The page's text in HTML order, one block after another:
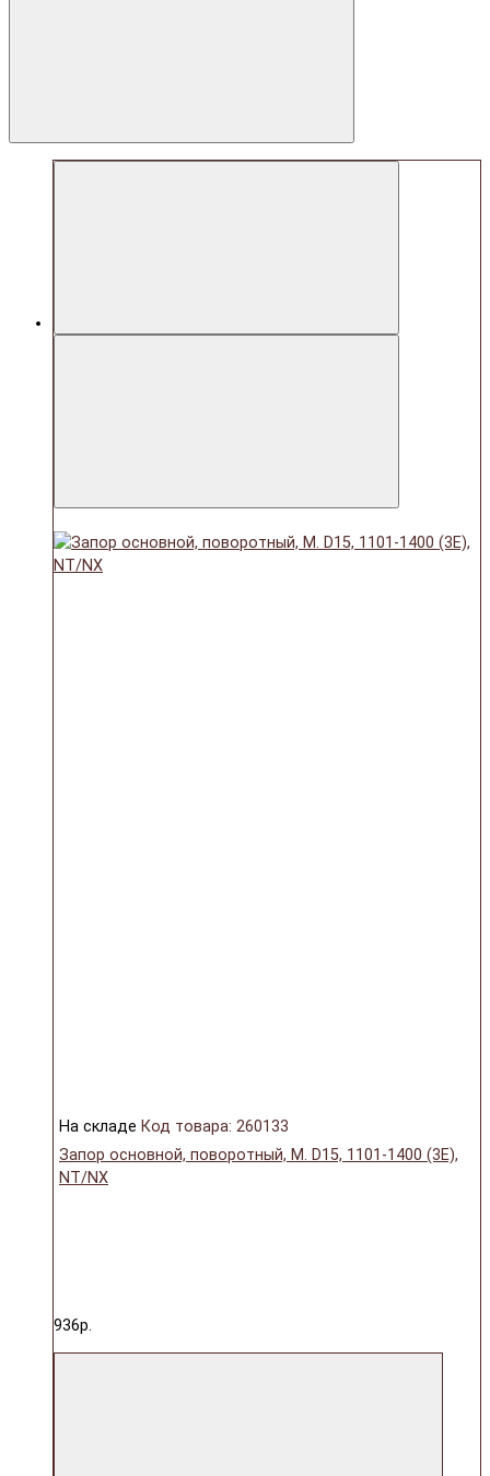
На складе Код товара: 260133
Запор основной, поворотный, М. D15, 1101-1400 (3E),
NT/NX
936р.